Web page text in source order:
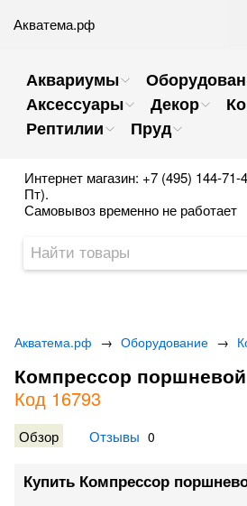
Акватема.рф
Аквариумы
Аксессуары
Декор
Рептилии
Пруд
Интернет магазин: +7 (495) 144-
Пт).
Самовывоз временно не работает
Акватема.рф → Оборудование →
Компрессор
Код 16793
Обзор Отзывы 0
Купить Компрессор